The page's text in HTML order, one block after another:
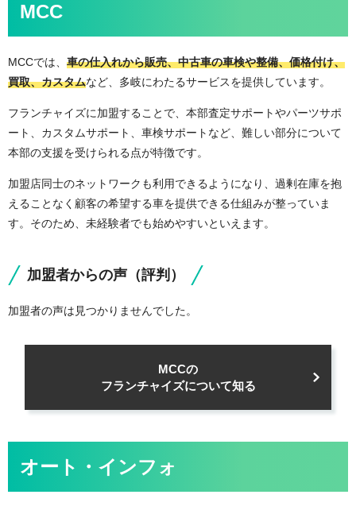
MCC
MCCでは、 車の仕入れから販売、中古車の車検や整備、価格付け、
買取、カスタムなど、多岐にわたるサービスを提供しています。
フランチャイズに加盟することで、本部査定サポートやパーツサポ
ート、カスタムサポート、車検サポートなど、難しい部分について
本部の支援を受けられる点が特徴です。
加盟店同士のネットワークも利用できるようになり、過剰在庫を抱
えることなく顧客の希望する車を提供できる仕組みが整っていま
す。そのため、未経験者でも始めやすいといえます。
加盟者からの声（評判）
加盟者の声は見つかりませんでした。
MCCの
フランチャイズについて知る
オート・インフォ